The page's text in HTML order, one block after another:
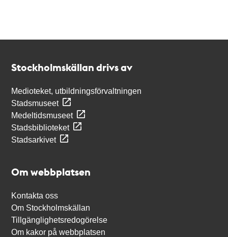
Stockholmskällan drivs av
Medioteket, utbildningsförvaltningen
Stadsmuseet
Medeltidsmuseet
Stadsbiblioteket
Stadsarkivet
Om webbplatsen
Kontakta oss
Om Stockholmskällan
Tillgänglighetsredogörelse
Om kakor på webbplatsen